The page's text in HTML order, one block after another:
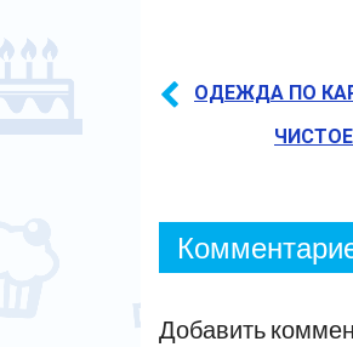
ОДЕЖДА ПО
Добавить